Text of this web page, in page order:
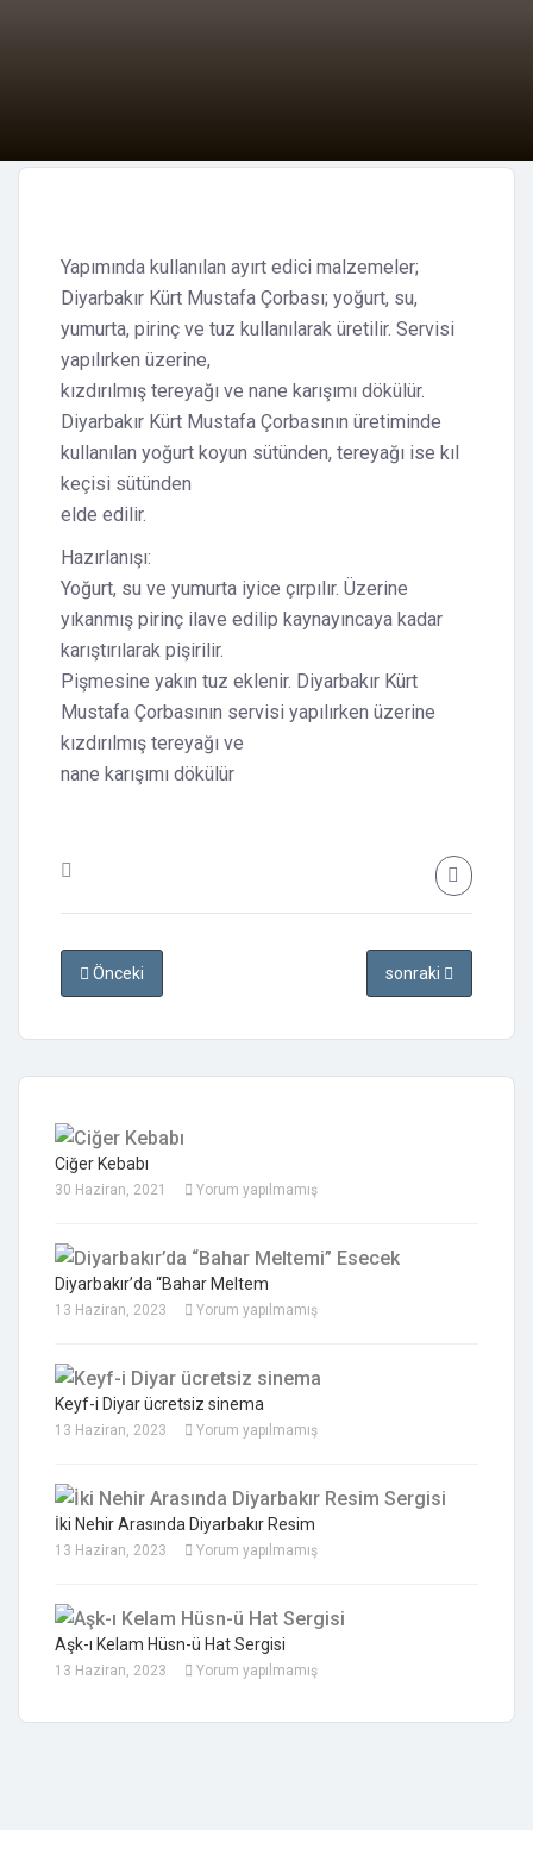
Yapımında kullanılan ayırt edici malzemeler;
Diyarbakır Kürt Mustafa Çorbası; yoğurt, su,
yumurta, pirinç ve tuz kullanılarak üretilir. Servisi
yapılırken üzerine,
kızdırılmış tereyağı ve nane karışımı dökülür.
Diyarbakır Kürt Mustafa Çorbasının üretiminde
kullanılan yoğurt koyun sütünden, tereyağı ise kıl
keçisi sütünden
elde edilir.
Hazırlanışı:
Yoğurt, su ve yumurta iyice çırpılır. Üzerine
yıkanmış pirinç ilave edilip kaynayıncaya kadar
karıştırılarak pişirilir.
Pişmesine yakın tuz eklenir. Diyarbakır Kürt
Mustafa Çorbasının servisi yapılırken üzerine
kızdırılmış tereyağı ve
nane karışımı dökülür
Önceki sonraki
Ciğer Kebabı
30 Haziran, 2021 Yorum yapılmamış
Diyarbakır’da “Bahar Meltem
13 Haziran, 2023 Yorum yapılmamış
Keyf-i Diyar ücretsiz sinema
13 Haziran, 2023 Yorum yapılmamış
İki Nehir Arasında Diyarbakır Resim
13 Haziran, 2023 Yorum yapılmamış
Aşk-ı Kelam Hüsn-ü Hat Sergisi
13 Haziran, 2023 Yorum yapılmamış